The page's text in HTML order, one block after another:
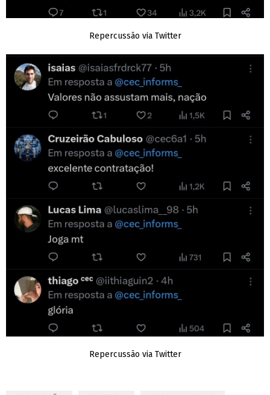
Repercussão via Twitter
Repercussão via Twitter